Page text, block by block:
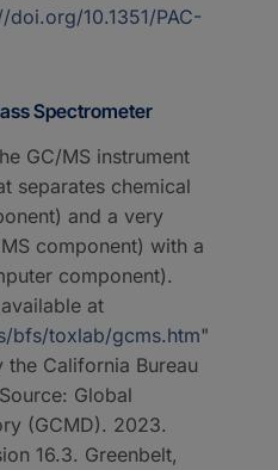
doi.org/10.1351/PAC-
Spectrometer
GC/MS instrument
separates chemical
and a very
component) with a
component).
at
bfs/toxlab/gcms.htm"
California Bureau
Global
(GCMD). 2023.
16.3. Greenbelt,